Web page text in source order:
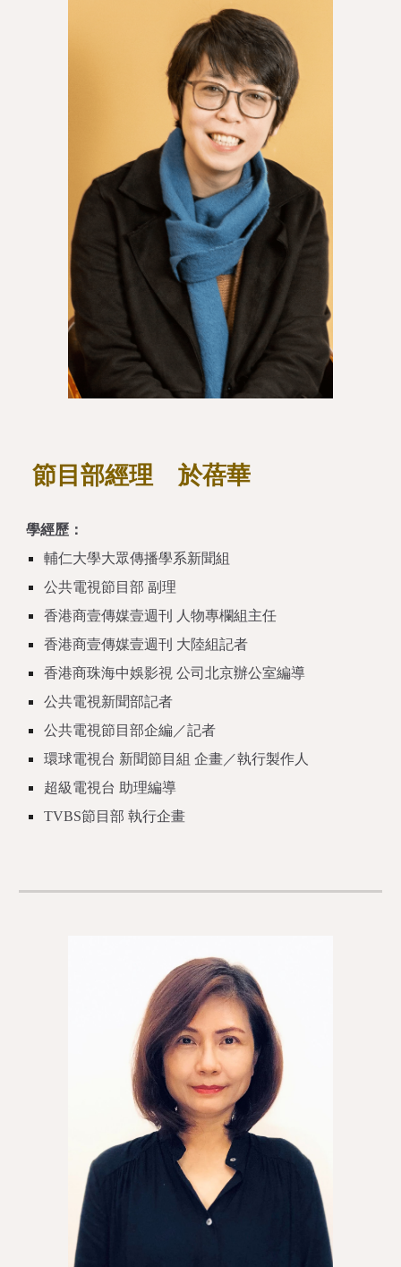
節目部經理 於蓓華
學經歷：
輔仁大學大眾傳播學系新聞組
公共電視節目部 副理
香港商壹傳媒壹週刊 人物專欄組主任
香港商壹傳媒壹週刊 大陸組記者
香港商珠海中娛影視 公司北京辦公室編導
公共電視新聞部記者
公共電視節目部企編／記者
環球電視台 新聞節目組 企畫／執行製作人
超級電視台 助理編導
TVBS節目部 執行企畫